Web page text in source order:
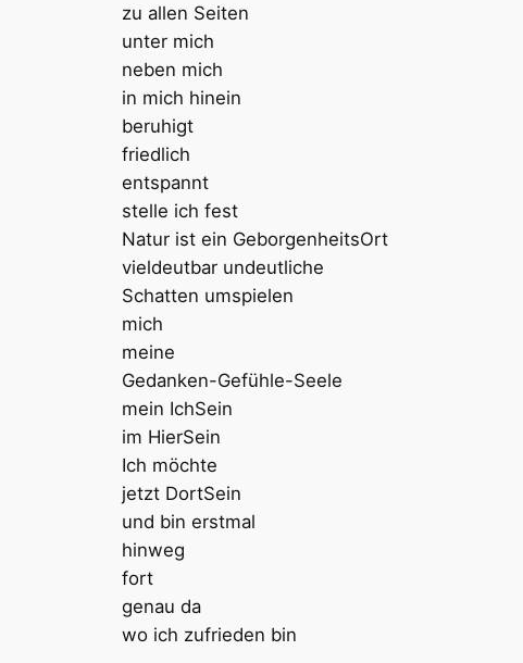
zu allen Seiten
unter mich
neben mich
in mich hinein
beruhigt
friedlich
entspannt
stelle ich fest
Natur ist ein GeborgenheitsOrt
vieldeutbar undeutliche
Schatten umspielen
mich
meine
Gedanken-Gefühle-Seele
mein IchSein
im HierSein
Ich möchte
jetzt DortSein
und bin erstmal
hinweg
fort
genau da
wo ich zufrieden bin